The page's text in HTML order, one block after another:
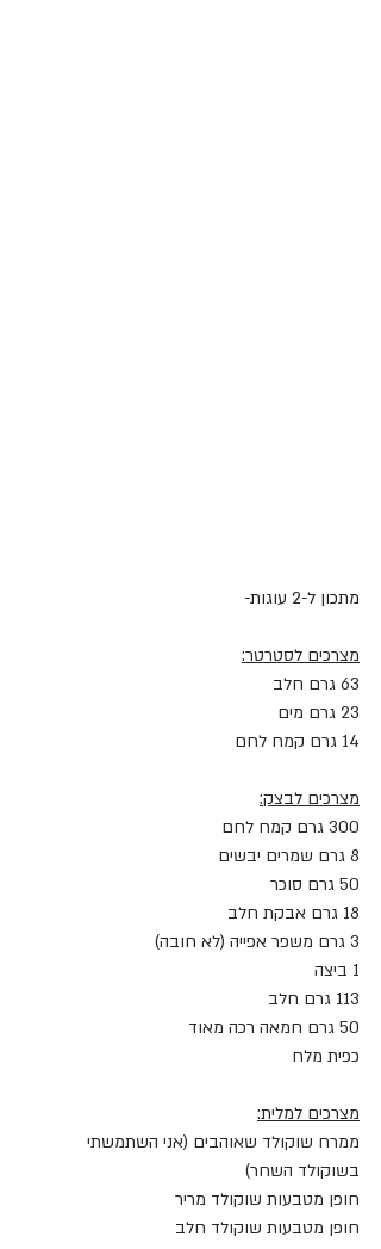
מתכון ל-2 עוגות-
מצרכים לסטרטר:
63 גרם חלב
23 גרם מים
14 גרם קמח לחם
מצרכים לבצק:
300 גרם קמח לחם
8 גרם שמרים יבשים
50 גרם סוכר
18 גרם אבקת חלב
3 גרם משפר אפייה (לא חובה)
1 ביצה
113 גרם חלב
50 גרם חמאה רכה מאוד
כפית מלח
מצרכים למלית:
ממרח שוקולד שאוהבים (אני השתמשתי
בשוקולד השחר)
חופן מטבעות שוקולד מריר
חופן מטבעות שוקולד חלב